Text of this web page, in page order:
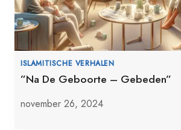
ISLAMITISCHE VERHALEN
”Na De Geboorte – Gebeden”
november 26, 2024